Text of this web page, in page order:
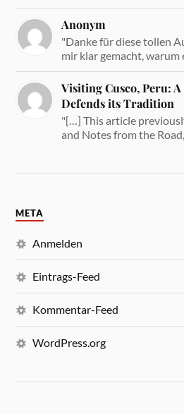
Anonym
"Danke für diese tollen
mir klar gemacht, warum
Visiting Cusco, Peru:
Defends its Tradition
"[…] This article
and Notes from the
META
Anmelden
Eintrags-Feed
Kommentar-Feed
WordPress.org